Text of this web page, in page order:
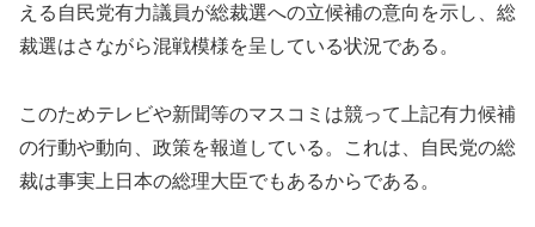
える自民党有力議員が総裁選への立候補の意向を示し、総
裁選はさながら混戦模様を呈している状況である。
このためテレビや新聞等のマスコミは競って上記有力候補
の行動や動向、政策を報道している。これは、自民党の総
裁は事実上日本の総理大臣でもあるからである。